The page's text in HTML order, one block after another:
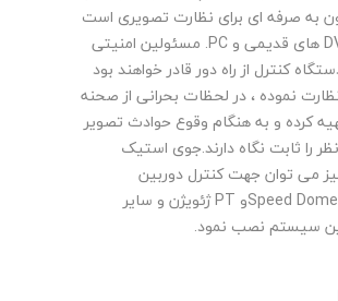
به صرفه ای برای نظارت تصویری است
بر خلاف DVR های قدیمی و PC. مسئولین امنیتی
کنترل از راه دور قادر خواهند بود
نظارت نموده ، در لحظات بحرانی از صحنه
کرده و به هنگام وقوع حوادث تصویر
را ثابت نگاه دارند.جوی استیک
می توان جهت کنترل دوربین
های Speed Dome، PTZو PT ژئویژن و سایر
این سیستم نصب نمود.